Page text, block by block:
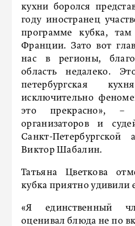
кухни боролся
году иностранец
программе кубка,
Франции. Зато вот
нас в регионы,
область недалеко.
петербургская
исключительно
это прекрасно», –
организаторов и
Санкт-Петербургской
Виктор Шабалин.
Татьяна Цветкова
кубка приятно удивили
«Я единственный
оценивал блюда не по